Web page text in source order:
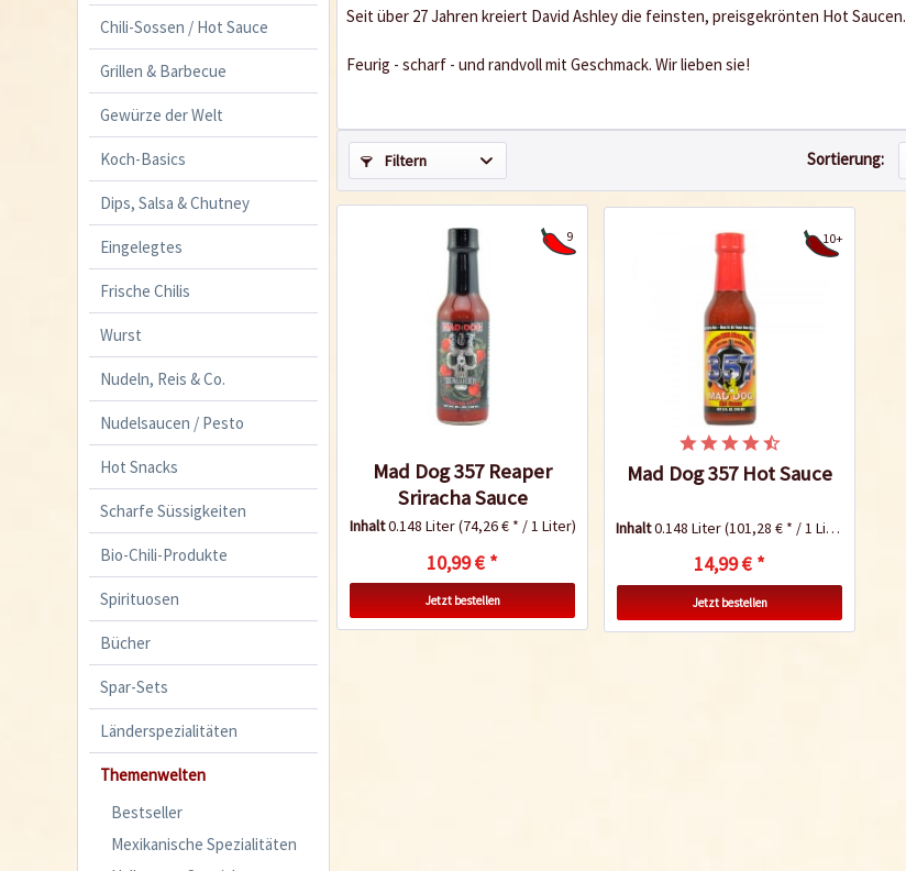
Chili-Sossen / Hot Sauce
Grillen & Barbecue
Gewürze der Welt
Koch-Basics
Dips, Salsa & Chutney
Eingelegtes
Frische Chilis
Wurst
Nudeln, Reis & Co.
Nudelsaucen / Pesto
Hot Snacks
Scharfe Süssigkeiten
Bio-Chili-Produkte
Spirituosen
Bücher
Spar-Sets
Länderspezialitäten
Themenwelten
Bestseller
Mexikanische Spezialitäten
Seit über 27 Jahren kreiert David Ashley die feinsten, preisgekrönten Hot Saucen.
Feurig - scharf - und randvoll mit Geschmack. Wir lieben sie!
Filtern Sortierung:
9
Mad Dog 357 Reaper
Sriracha Sauce
Inhalt0.148 Liter(74,26 € * / 1 Liter)
10,99 € *
Jetzt bestellen
10+
Mad Dog 357 Hot Sauce
Inhalt0.148 Liter(101,28 € * / 1 Liter)
14,99 € *
Jetzt bestellen